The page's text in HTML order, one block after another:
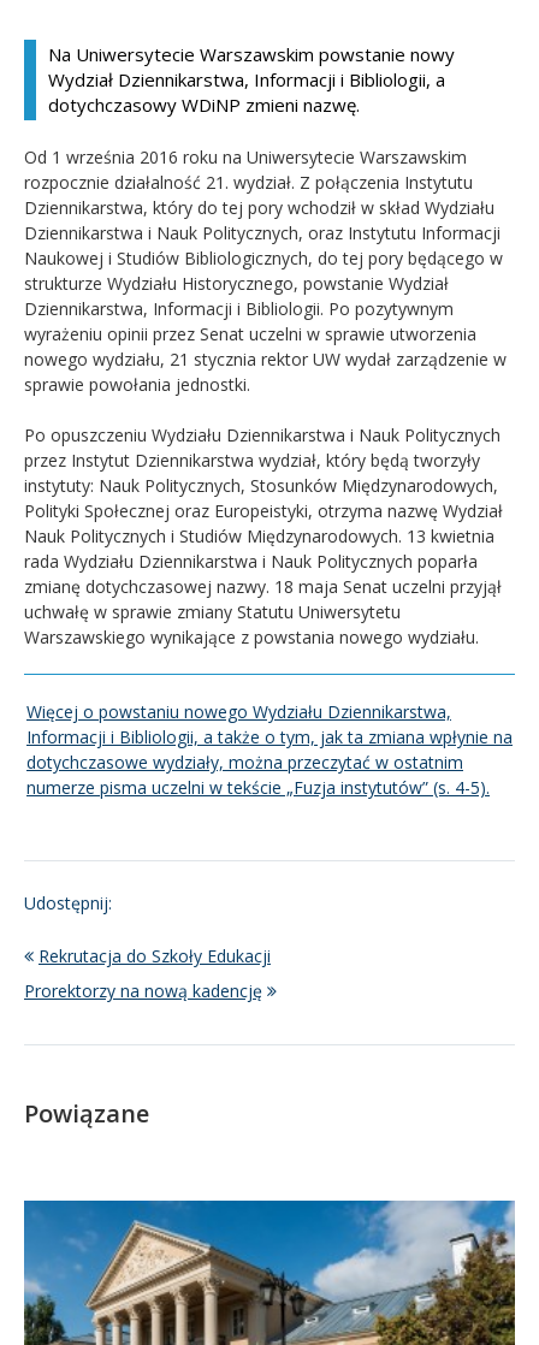
Kandydat
Absolwent
Na Uniwersytecie Warszawskim powstanie nowy
Wydział Dziennikarstwa, Informacji i Bibliologii, a
dotychczasowy WDiNP zmieni nazwę.
Od 1 września 2016 roku na Uniwersytecie Warszawskim
rozpocznie działalność 21. wydział. Z połączenia Instytutu
Dziennikarstwa, który do tej pory wchodził w skład Wydziału
Dziennikarstwa i Nauk Politycznych, oraz Instytutu Informacji
Naukowej i Studiów Bibliologicznych, do tej pory będącego w
strukturze Wydziału Historycznego, powstanie Wydział
Dziennikarstwa, Informacji i Bibliologii. Po pozytywnym
wyrażeniu opinii przez Senat uczelni w sprawie utworzenia
nowego wydziału, 21 stycznia rektor UW wydał zarządzenie w
sprawie powołania jednostki.
Po opuszczeniu Wydziału Dziennikarstwa i Nauk Politycznych
przez Instytut Dziennikarstwa wydział, który będą tworzyły
instytuty: Nauk Politycznych, Stosunków Międzynarodowych,
Polityki Społecznej oraz Europeistyki, otrzyma nazwę Wydział
Nauk Politycznych i Studiów Międzynarodowych. 13 kwietnia
rada Wydziału Dziennikarstwa i Nauk Politycznych poparła
zmianę dotychczasowej nazwy. 18 maja Senat uczelni przyjął
uchwałę w sprawie zmiany Statutu Uniwersytetu
Warszawskiego wynikające z powstania nowego wydziału.
Więcej o powstaniu nowego Wydziału Dziennikarstwa,
Informacji i Bibliologii, a także o tym, jak ta zmiana wpłynie na
dotychczasowe wydziały, można przeczytać w ostatnim
numerze pisma uczelni w tekście „Fuzja instytutów” (s. 4-5).
Udostępnij:
Rekrutacja do Szkoły Edukacji
Prorektorzy na nową kadencję
Powiązane